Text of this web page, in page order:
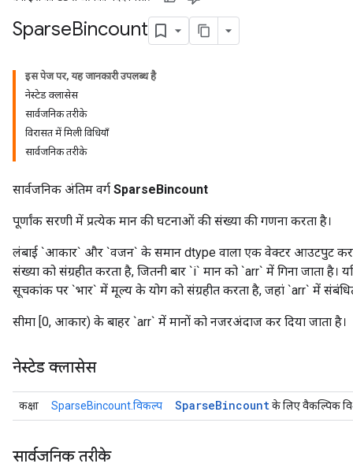
SparseBincount
इस पेज पर, यह जानकारी उपलब्ध है
नेस्टेड क्लासेस
सार्वजनिक तरीके
विरासत में मिली विधियाँ
सार्वजनिक तरीके
सार्वजनिक अंतिम वर्ग SparseBincount
पूर्णांक सरणी में प्रत्येक मान की घटनाओं की संख्या की गणना करता है।
लंबाई `आकार` और `वजन` के समान dtype वाला एक वेक्टर आउटपुट
संख्या को संग्रहीत करता है, जितनी बार `i` मान को `arr` में गिना जाता
सूचकांक पर `भार` में मूल्य के योग को संग्रहीत करता है, जहां `arr` में
सीमा [0, आकार) के बाहर `arr` में मानों को नजरअंदाज कर दिया जाता है।
नेस्टेड क्लासेस
कक्षा SparseBincount.विकल्प SparseBincountके लिए वैकल्पिक
सार्वजनिक तरीके